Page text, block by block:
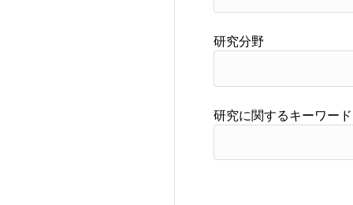
研究分野
研究に関するキーワード